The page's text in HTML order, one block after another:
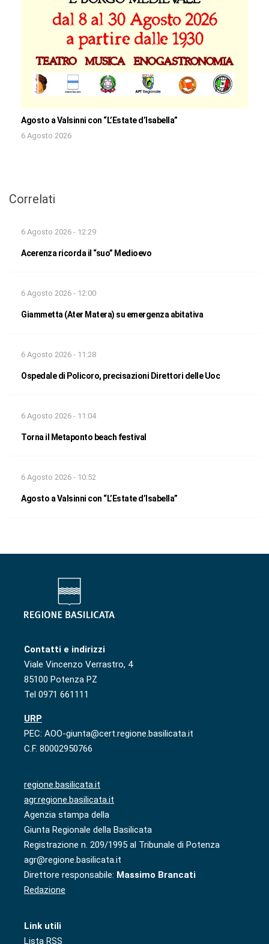
Agosto a Valsinni con “L’Estate d’Isabella”
6 Agosto 2026
Correlati
6 Agosto 2026 - 12:29
Acerenza ricorda il “suo” Medioevo
6 Agosto 2026 - 12:00
Giammetta (Ater Matera) su emergenza abitativa
6 Agosto 2026 - 11:28
Ospedale di Policoro, precisazioni Direttori delle Uoc
6 Agosto 2026 - 11:04
Torna il Metaponto beach festival
6 Agosto 2026 - 10:52
Agosto a Valsinni con “L’Estate d’Isabella”
Contatti e indirizzi
Viale Vincenzo Verrastro, 4
85100 Potenza PZ
Tel 0971 661111
URP
PEC: AOO-giunta@cert.regione.basilicata.it
C.F. 80002950766
regione.basilicata.it
agr.regione.basilicata.it
Agenzia stampa della
Giunta Regionale della Basilicata
Registrazione n. 209/1995 al Tribunale di Potenza
agr@regione.basilicata.it
Direttore responsabile: Massimo Brancati
Redazione
Link utili
Lista RSS